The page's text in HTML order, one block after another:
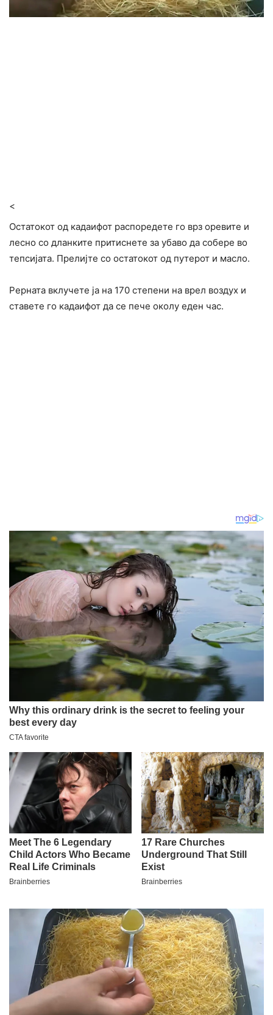
<
Остатокот од кадаифот распоредете го врз оревите и
лесно со дланките притиснете за убаво да собере во
тепсијата. Прелијте со остатокот од путерот и масло.
Рерната вклучете ја на 170 степени на врел воздух и
ставете го кадаифот да се пече околу еден час.